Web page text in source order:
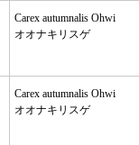
Carex autumnalis Ohwi
オオナキリスゲ
Carex autumnalis Ohwi
オオナキリスゲ